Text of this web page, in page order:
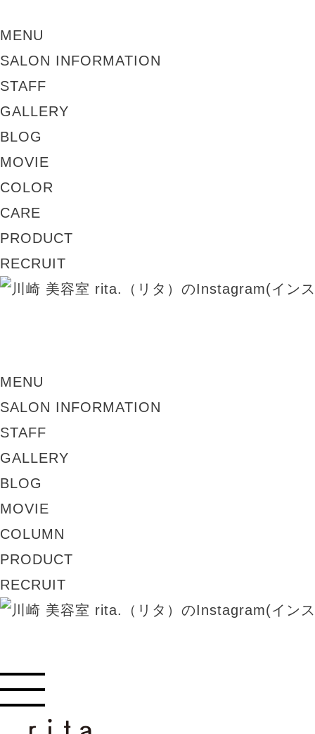
MENU
SALON INFORMATION
STAFF
GALLERY
BLOG
MOVIE
COLOR
CARE
PRODUCT
RECRUIT
MENU
SALON INFORMATION
STAFF
GALLERY
BLOG
MOVIE
COLUMN
PRODUCT
RECRUIT